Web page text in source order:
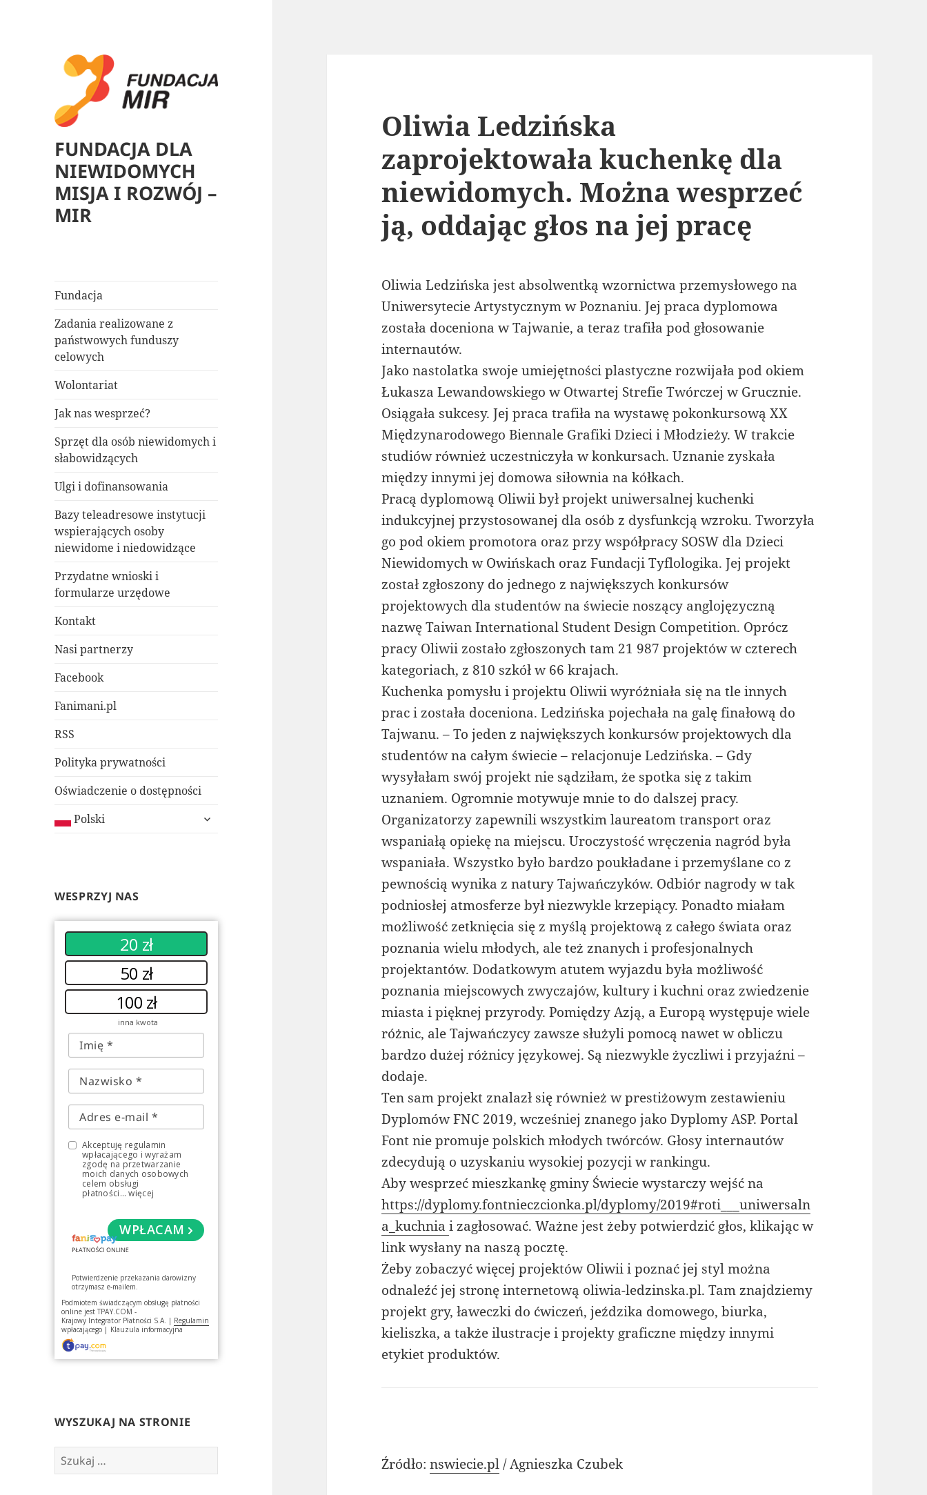
FUNDACJA DLA
NIEWIDOMYCH
MISJA I ROZWÓJ –
MIR
Fundacja
Zadania realizowane z
państwowych funduszy
celowych
Wolontariat
Jak nas wesprzeć?
Sprzęt dla osób niewidomych i
słabowidzących
Ulgi i dofinansowania
Bazy teleadresowe instytucji
wspierających osoby
niewidome i niedowidzące
Przydatne wnioski i
formularze urzędowe
Kontakt
Nasi partnerzy
Facebook
Fanimani.pl
RSS
Polityka prywatności
Oświadczenie o dostępności
Polski
rozwiń
WESPRZYJ NAS
20 zł
50 zł
100 zł
inna kwota
Akceptuję regulamin
wpłacającego i wyrażam
zgodę na przetwarzanie
moich danych osobowych
celem obsługi
płatności... więcej
WPŁACAM
Potwierdzenie przekazania darowizny
otrzymasz e-mailem.
Podmiotem świadczącym obsługę płatności
online jestTPAY.COM -
Krajowy Integrator Płatności S.A. | Regulamin
wpłacającego | Klauzula informacyjna
WYSZUKAJ NA STRONIE
Szukaj:
Oliwia Ledzińska
zaprojektowała kuchenkę dla
niewidomych. Można wesprzeć
ją, oddając głos na jej pracę
Oliwia Ledzińska jest absolwentką wzornictwa przemysłowego na
Uniwersytecie Artystycznym w Poznaniu. Jej praca dyplomowa
została doceniona w Tajwanie, a teraz trafiła pod głosowanie
internautów.
Jako nastolatka swoje umiejętności plastyczne rozwijała pod okiem
Łukasza Lewandowskiego w Otwartej Strefie Twórczej w Grucznie.
Osiągała sukcesy. Jej praca trafiła na wystawę pokonkursową XX
Międzynarodowego Biennale Grafiki Dzieci i Młodzieży. W trakcie
studiów również uczestniczyła w konkursach. Uznanie zyskała
między innymi jej domowa siłownia na kółkach.
Pracą dyplomową Oliwii był projekt uniwersalnej kuchenki
indukcyjnej przystosowanej dla osób z dysfunkcją wzroku. Tworzyła
go pod okiem promotora oraz przy współpracy SOSW dla Dzieci
Niewidomych w Owińskach oraz Fundacji Tyflologika. Jej projekt
został zgłoszony do jednego z największych konkursów
projektowych dla studentów na świecie noszący anglojęzyczną
nazwę Taiwan International Student Design Competition. Oprócz
pracy Oliwii zostało zgłoszonych tam 21 987 projektów w czterech
kategoriach, z 810 szkół w 66 krajach.
Kuchenka pomysłu i projektu Oliwii wyróżniała się na tle innych
prac i została doceniona. Ledzińska pojechała na galę finałową do
Tajwanu. – To jeden z największych konkursów projektowych dla
studentów na całym świecie – relacjonuje Ledzińska. – Gdy
wysyłałam swój projekt nie sądziłam, że spotka się z takim
uznaniem. Ogromnie motywuje mnie to do dalszej pracy.
Organizatorzy zapewnili wszystkim laureatom transport oraz
wspaniałą opiekę na miejscu. Uroczystość wręczenia nagród była
wspaniała. Wszystko było bardzo poukładane i przemyślane co z
pewnością wynika z natury Tajwańczyków. Odbiór nagrody w tak
podniosłej atmosferze był niezwykle krzepiący. Ponadto miałam
możliwość zetknięcia się z myślą projektową z całego świata oraz
poznania wielu młodych, ale też znanych i profesjonalnych
projektantów. Dodatkowym atutem wyjazdu była możliwość
poznania miejscowych zwyczajów, kultury i kuchni oraz zwiedzenie
miasta i pięknej przyrody. Pomiędzy Azją, a Europą występuje wiele
różnic, ale Tajwańczycy zawsze służyli pomocą nawet w obliczu
bardzo dużej różnicy językowej. Są niezwykle życzliwi i przyjaźni –
dodaje.
Ten sam projekt znalazł się również w prestiżowym zestawieniu
Dyplomów FNC 2019, wcześniej znanego jako Dyplomy ASP. Portal
Font nie promuje polskich młodych twórców. Głosy internautów
zdecydują o uzyskaniu wysokiej pozycji w rankingu.
Aby wesprzeć mieszkankę gminy Świecie wystarczy wejść na
https://dyplomy.fontnieczcionka.pl/dyplomy/2019#roti___uniwersaln
a_kuchniai zagłosować. Ważne jest żeby potwierdzić głos, klikając w
link wysłany na naszą pocztę.
Żeby zobaczyć więcej projektów Oliwii i poznać jej styl można
odnaleźć jej stronę internetową oliwia-ledzinska.pl. Tam znajdziemy
projekt gry, ławeczki do ćwiczeń, jeździka domowego, biurka,
kieliszka, a także ilustracje i projekty graficzne między innymi
etykiet produktów.
Źródło:nswiecie.pl/ Agnieszka Czubek